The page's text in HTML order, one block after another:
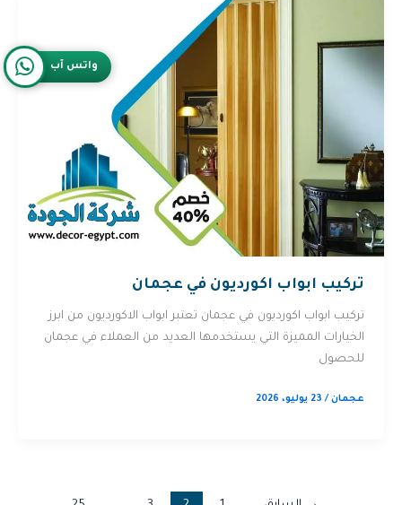
تركيب ابواب اكورديون في عجمان
تركيب ابواب اكورديون في عجمان تعتبر ابواب الاكورديون من ابرز
الخيارات المميزة التي يستخدمها العديد من العملاء في عجمان
للحصول
عجمان/ 23 يوليو، 2026
واتس آب